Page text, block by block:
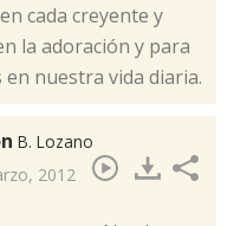
cada creyente y
la adoración y para
nuestra vida diaria.​
B. Lozano
2012